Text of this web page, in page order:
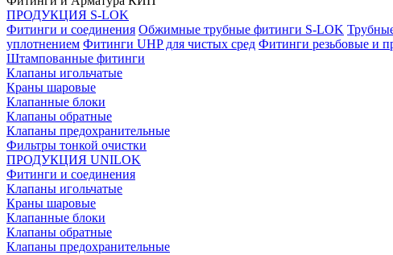
ПРОДУКЦИЯ S-LOK
Фитинги и соединения Обжимные трубные фитинги S-LOK
уплотнением Фитинги UHP для чистых сред Фитинги резьбовые и
Штампованные фитинги
Клапаны игольчатые
Краны шаровые
Клапанные блоки
Клапаны обратные
Клапаны предохранительные
Фильтры тонкой очистки
ПРОДУКЦИЯ UNILOK
Фитинги и соединения
Клапаны игольчатые
Краны шаровые
Клапанные блоки
Клапаны обратные
Клапаны предохранительные